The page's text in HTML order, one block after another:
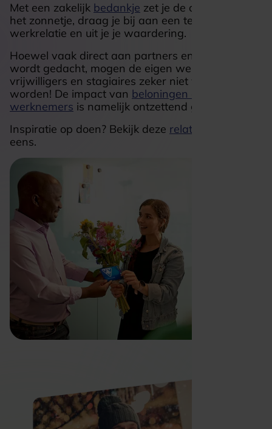
Met een zakelijk bedankje zet je de ontvanger in
het zonnetje, draag je bij aan een tevreden
werkrelatie en uit je je waardering.
Hoewel vaak direct aan partners en relaties
wordt gedacht, mogen de eigen werknemers,
vrijwilligers en stagiaires zeker niet vergeten
worden! De impact van beloningen op
werknemers is namelijk ontzettend groot.
Inspiratie op doen? Bekijk deze relatiegeschenken
eens.